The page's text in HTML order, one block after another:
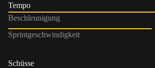
Tempo
Beschleunigung
Sprintgeschwindigkeit
Schüsse